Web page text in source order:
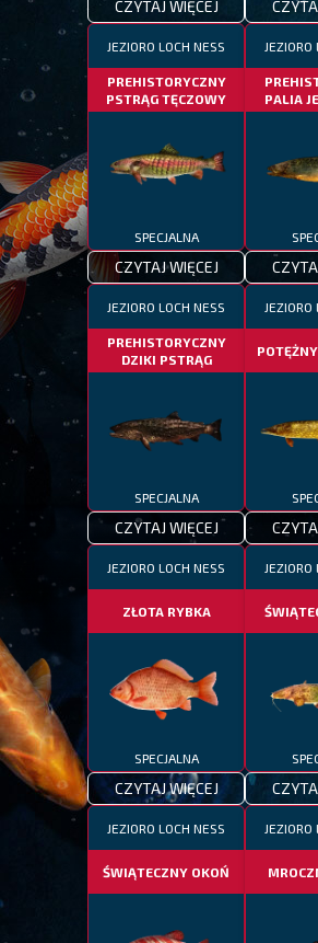
CZYTAJ WIĘCEJ
JEZIORO LOCH NESS
PREHISTORYCZNY
PSTRĄG TĘCZOWY
SPECJALNA
CZYTAJ WIĘCEJ
JEZIORO
PALIA
JEZIORO LOCH NESS
PREHISTORYCZNY
DZIKI PSTRĄG
SPECJALNA
CZYTAJ WIĘCEJ
JEZIORO
JEZIORO LOCH NESS
ZŁOTA RYBKA
SPECJALNA
CZYTAJ WIĘCEJ
JEZIORO
JEZIORO LOCH NESS
ŚWIĄTECZNY OKOŃ
JEZIORO